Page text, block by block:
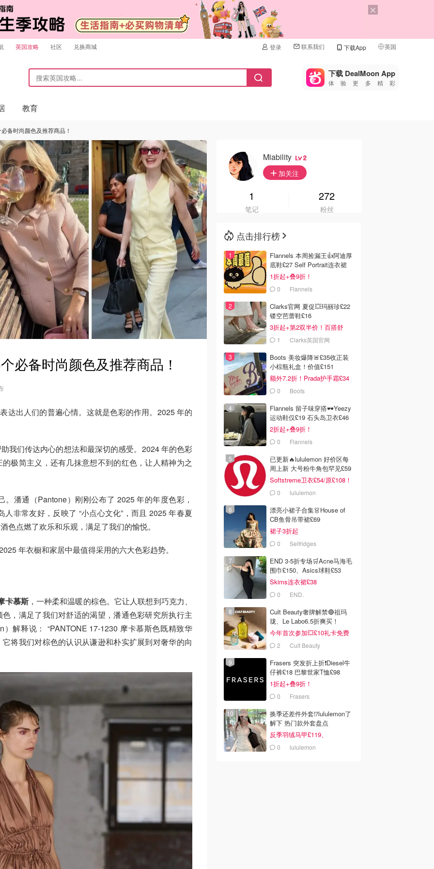
英国攻略 社区 兑换商城 登录 联系我们 下载App 英国
🇺🇸
🇨🇳 中国
🇮🇹
🇦🇺
下载 DealMoon App
体验更多精彩
教育
备时尚颜色及推荐商品！
必备时尚颜色及推荐商品！
达出人们的普遍心情。这就是色彩的作用。2025 年的
我们传达内心的想法和最深切的感受。2024 年的色彩
极简主义，还有几抹意想不到的红色，让人精神为之
潘通（Pantone）刚刚公布了 2025 年的年度色彩，
人非常友好，反映了 “小点心文化”，而且 2025 年春夏
色点燃了欢乐和乐观，满足了我们的愉悦。
年衣橱和家居中最值得采用的六大色彩趋势。
卡慕斯，一种柔和温暖的棕色。它让人联想到巧克力、
，满足了我们对舒适的渴望，潘通色彩研究所执行主
解释说： “PANTONE 17-1230 摩卡慕斯色既精致华
将我们对棕色的认识从谦逊和朴实扩展到对奢华的向
Miability 2
加关注
1
笔记
272
粉丝
点击排行榜
Flannels 本周捡漏王👍阿迪厚
底鞋£27 Self Portrait连衣裙
£63
1折起+叠9折！
0 Flannels
Clarks官网 夏促💥玛丽珍£22
镂空芭蕾鞋£16
3折起+第2双半价！百搭舒
服！1 Clarks英国官网
Boots 美妆爆降🚨£35收正装
小棕瓶礼盒！价值£151
额外7.2折！Prada护手霜£34
0 Boots
Flannels 留子味穿搭🕶️Yeezy
运动鞋仅£19 石头岛卫衣£46
2折起+叠9折！
0 Flannels
已更新🔥lululemon 好价区每
周上新 大号粉牛角包罕见£59
Softstreme卫衣£54/原£108！
0 lululemon
漂亮小裙子合集👗House of
CB鱼骨吊带裙£69
裙子3折起
0 Selfridges
END 3-5折专场🛒Acne马海毛
围巾£150、Asics球鞋£53
Skims连衣裙£38
0 END.
Cult Beauty奢牌解禁🔴祖玛
珑、Le Labo6.5折爽买！
今年首次参加💥£10礼卡免费
拿 2 Cult Beauty
Frasers 突发折上折❗️Diesel牛
仔裤£18 巴黎世家T恤£98
1折起+叠9折！
0 Frasers
换季还差件外套⁉️lululemon了
解下 热门款外套盘点
反季羽绒马甲£119、
Define£84
0 lululemon